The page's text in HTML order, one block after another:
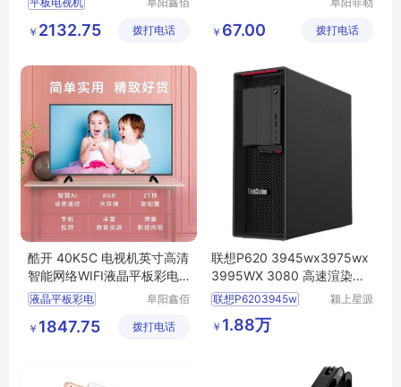
平板电视机图片
平板电视机厂家
限公司
￥ 2132.75 拨打电话
公司
￥ 67.00 拨打电话
酷开 40K5C 电视机英寸高清
智能网络WIFI液晶平板彩电3
2 43
液晶平板彩电
电视机
阜阳鑫佰
限公司
￥ 1847.75 拨打电话
联想P620 3945wx3975wx
3995WX 3080 高速渲染办
公电脑主机
联想P6203945w
颍上星源
￥ 1.88万